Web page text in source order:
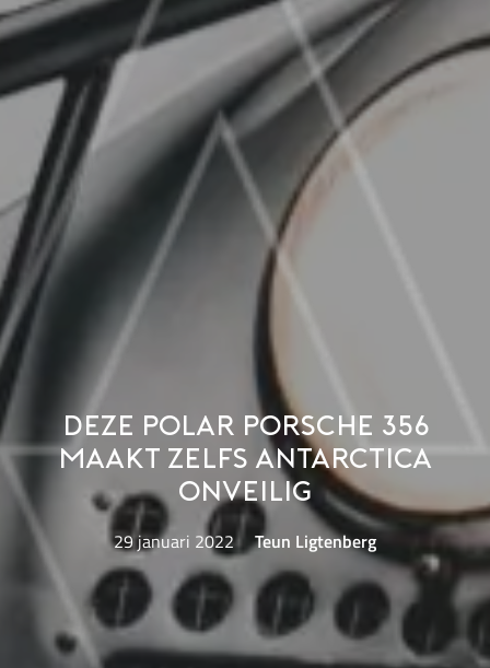
Deze Polar Porsche 356
maakt zelfs Antarctica
onveilig
29 januari 2022 Teun Ligtenberg